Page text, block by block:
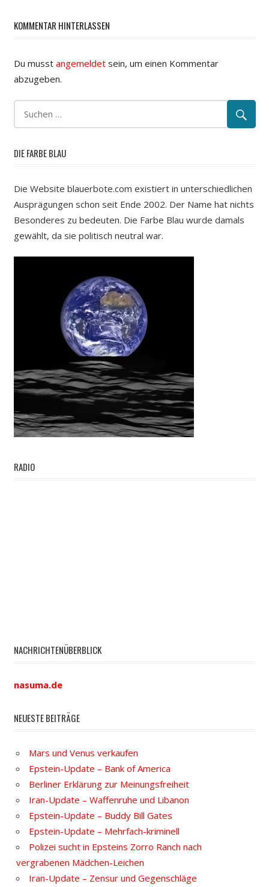
KOMMENTAR HINTERLASSEN
Du musst angemeldetsein, um einen Kommentar
abzugeben.
DIE FARBE BLAU
Die Website blauerbote.com existiert in unterschiedlichen
Ausprägungen schon seit Ende 2002. Der Name hat nichts
Besonderes zu bedeuten. Die Farbe Blau wurde damals
gewählt, da sie politisch neutral war.
RADIO
NACHRICHTENÜBERBLICK
nasuma.de
NEUESTE BEITRÄGE
Mars und Venus verkaufen
Epstein-Update – Bank of America
Berliner Erklärung zur Meinungsfreiheit
Iran-Update – Waffenruhe und Libanon
Epstein-Update – Buddy Bill Gates
Epstein-Update – Mehrfach-kriminell
Polizei sucht in Epsteins Zorro Ranch nach
vergrabenen Mädchen-Leichen
Iran-Update – Zensur und Gegenschläge